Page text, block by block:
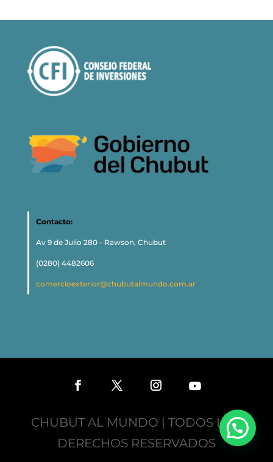
Contacto:
Av 9 de Julio 280 - Rawson, Chubut
(0280) 4482606
comercioexterior@chubutalmundo.com.ar
CHUBUT AL MUNDO | TODOS LOS
DERECHOS RESERVADOS